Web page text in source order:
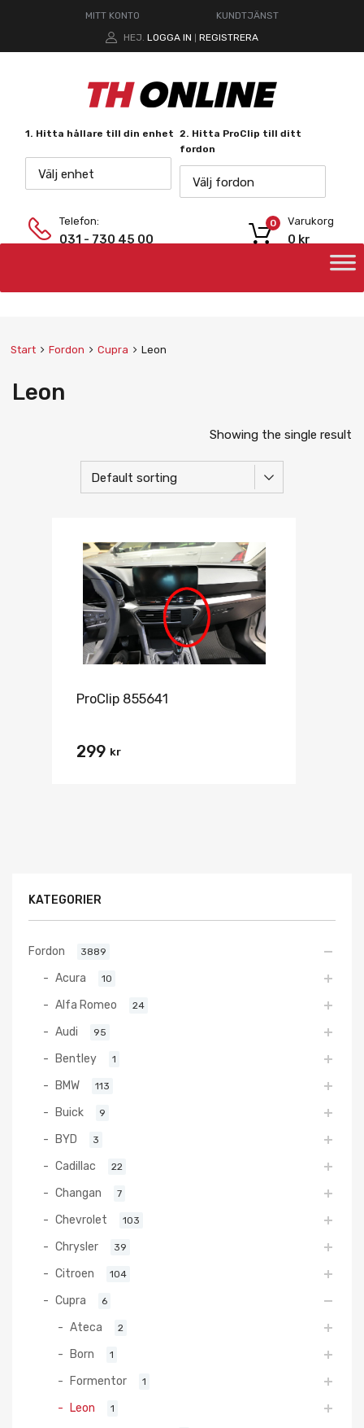
MITT KONTO
KUNDTJÄNST
HEJ. LOGGA IN REGISTRERA
1. Hitta hållare till din enhet
Välj enhet
2. Hitta ProClip till ditt
fordon
Välj fordon
Telefon:
031 - 730 45 00
Varukorg
0 kr
0
Start Fordon Cupra Leon
Leon
Showing the single result
ProClip 855641
299 kr
KATEGORIER
Fordon 3889
Acura 10
Alfa Romeo 24
Audi 95
Bentley 1
BMW 113
Buick 9
BYD 3
Cadillac 22
Changan 7
Chevrolet 103
Chrysler 39
Citroen 104
Cupra 6
Ateca 2
Born 1
Formentor 1
Leon 1